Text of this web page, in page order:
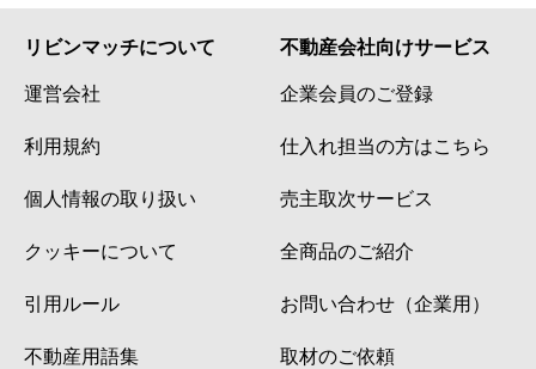
リビンマッチについて
運営会社
利用規約
個人情報の取り扱い
クッキーについて
引用ルール
不動産用語集
不動産会社向けサービス
企業会員のご登録
仕入れ担当の方はこちら
売主取次サービス
全商品のご紹介
お問い合わせ（企業用）
取材のご依頼